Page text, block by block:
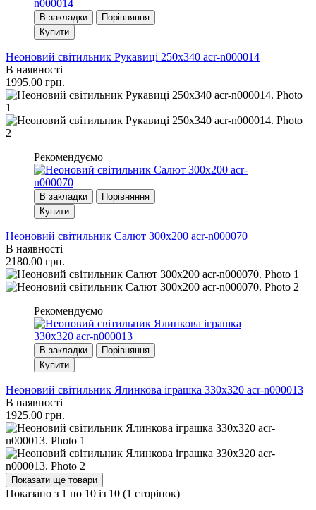
В закладки
Порівняння
Купити
Неоновий світильник Рукавиці 250х340 acr-n000014
В наявності
1995.00 грн.
Рекомендуємо
В закладки
Порівняння
Купити
Неоновий світильник Салют 300х200 acr-n000070
В наявності
2180.00 грн.
Рекомендуємо
В закладки
Порівняння
Купити
Неоновий світильник Ялинкова іграшка 330х320 acr-n000013
В наявності
1925.00 грн.
Показати ще товари
Показано з 1 по 10 із 10 (1 сторінок)